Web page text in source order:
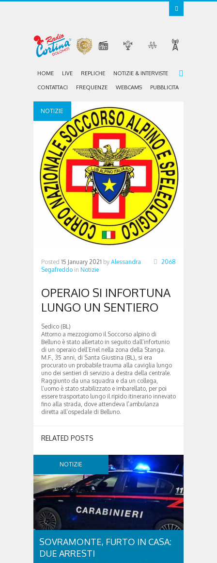
HOME LIVE REPLICHE NOTIZIE & INTERVISTE
CONTATTACI FREQUENZE WEBCAMS PUBBLICITA
NOTIZIE
Posted 15 January 2021 by Alessandra
Segafreddo in Notizie
2068
OPERAIO SI INFORTUNA
LUNGO UN SENTIERO
Sedico (BL)
Attorno a mezzogiorno il Soccorso alpino di
Belluno è stato allertato in seguito dall’infortunio
di un operaio dell’Enel nella zona della Stanga.
M.F., 35 anni, di Santa Giustina (BL), si era
procurato un probabile trauma alla caviglia lungo
uno dei sentieri di servizio a destra della centrale.
Raggiunto da una squadra e da un collega,
l’uomo è stato stabilizzato e imbarellato, per poi
essere trasportato lungo il ripido itinerario innevato
fino alla strada, dove attendeva l’ambulanza
diretta all’ospedale di Belluno.
RELATED POSTS
NOTIZIE
SOVRAMONTE, FURTO IN CASA:
DUE ARRESTI